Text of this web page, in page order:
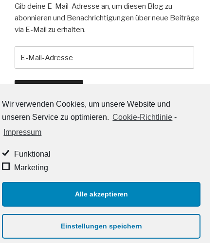
Wir verwenden Cookies, um unsere Website und
unseren Service zu optimieren. Cookie-Richtlinie -
Impressum
Funktional
Marketing
Alle akzeptieren
Einstellungen speichern
Gib deine E-Mail-Adresse an, um diesen Blog zu
abonnieren und Benachrichtigungen über neue Beiträge
via E-Mail zu erhalten.
RSS-LINKS:
RSS - Beiträge
RSS - Kommentare
Impressum und Datenschutz
Stolz präsentiert von